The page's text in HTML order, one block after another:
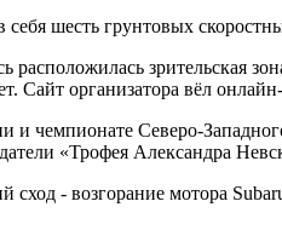
шесть грунтовых
зрительская
организатора вёл
чемпионате Северо-
«Трофея Александра
- возгорание мотора